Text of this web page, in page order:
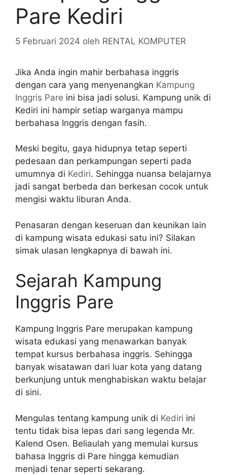
Pare Kediri
5 Februari 2024 oleh RENTAL KOMPUTER
Jika Anda ingin mahir berbahasa inggris
dengan cara yang menyenangkan Kampung
Inggris Pare ini bisa jadi solusi. Kampung unik di
Kediri ini hampir setiap warganya mampu
berbahasa Inggris dengan fasih.
Meski begitu, gaya hidupnya tetap seperti
pedesaan dan perkampungan seperti pada
umumnya di Kediri. Sehingga nuansa belajarnya
jadi sangat berbeda dan berkesan cocok untuk
mengisi waktu liburan Anda.
Penasaran dengan keseruan dan keunikan lain
di kampung wisata edukasi satu ini? Silakan
simak ulasan lengkapnya di bawah ini.
Sejarah Kampung
Inggris Pare
Kampung Inggris Pare merupakan kampung
wisata edukasi yang menawarkan banyak
tempat kursus berbahasa inggris. Sehingga
banyak wisatawan dari luar kota yang datang
berkunjung untuk menghabiskan waktu belajar
di sini.
Mengulas tentang kampung unik di Kediri ini
tentu tidak bisa lepas dari sang legenda Mr.
Kalend Osen. Beliaulah yang memulai kursus
bahasa Inggris di Pare hingga kemudian
menjadi tenar seperti sekarang.